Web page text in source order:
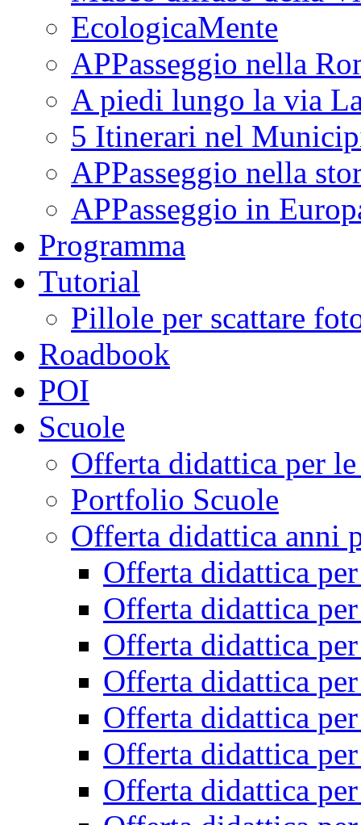
EcologicaMente
APPasseggio nella
A piedi lungo la via
5 Itinerari nel
APPasseggio nella
APPasseggio in
Programma
Tutorial
Pillole per scattare
Roadbook
POI
Scuole
Offerta didattica per
Portfolio Scuole
Offerta didattica anni
Offerta didattica
Offerta didattica
Offerta didattica
Offerta didattica
Offerta didattica
Offerta didattica
Offerta didattica